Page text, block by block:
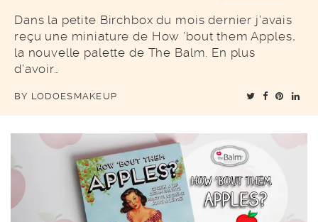
Dans la petite Birchbox du mois dernier j’avais
reçu une miniature de How ’bout them Apples,
la nouvelle palette de The Balm. En plus
d’avoir…
BY LODOESMAKEUP